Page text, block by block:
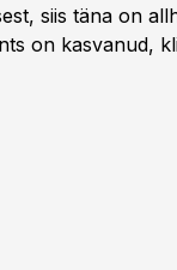
siis täna on
on kasvanud,